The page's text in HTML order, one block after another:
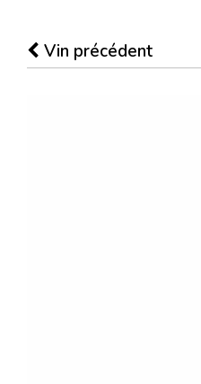
Vin précédent